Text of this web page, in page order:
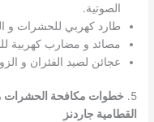
الصوتية.
طارد كهربي للحشرات و
مصائد و مضارب كهربية
عجائن لصيد الفئران و
5.
خطوات مكافحة
القطامية جاردنز